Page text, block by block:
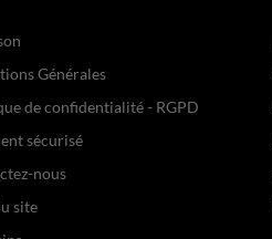
Générales
de confidentialité - RGPD
sécurisé
nous
site